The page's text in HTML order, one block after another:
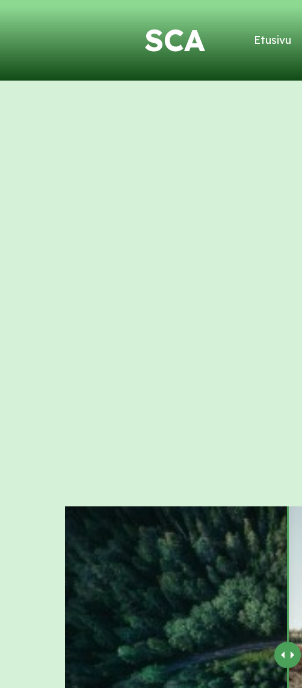
SCA Etusivu